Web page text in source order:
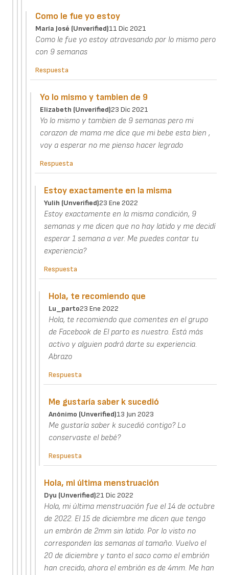
Como le fue yo estoy
María José (unverified)11 Dic 2021
Como le fue yo estoy atravesando por lo mismo pero
con 9 semanas
Respuesta
Yo lo mismo y tambien de 9
Elizabeth (unverified)23 Dic 2021
Yo lo mismo y tambien de 9 semanas pero mi
corazon de mama me dice que mi bebe esta bien ,
voy a esperar no me pienso hacer legrado
Respuesta
Estoy exactamente en la misma
Yulih (unverified)23 Ene 2022
Estoy exactamente en la misma condición, 9
semanas y me dicen que no hay latido y me decidí
esperar 1 semana a ver. Me puedes contar tu
experiencia?
Respuesta
Hola, te recomiendo que
Lu_parto23 Ene 2022
Hola, te recomiendo que comentes en el grupo
de Facebook de El parto es nuestro. Está más
activo y alguien podrá darte su experiencia.
Abrazo
Respuesta
Me gustaría saber k sucedió
Anónimo (unverified)13 Jun 2023
Me gustaría saber k sucedió contigo? Lo
conservaste el bebé?
Respuesta
Hola, mi última menstruación
Dyu (unverified)21 Dic 2022
Hola, mi última menstruación fue el 14 de octubre
de 2022. El 15 de diciembre me dicen que tengo
un embrón de 2mm sin latido. Por lo visto no
corresponden las semanas al tamaño. Vuelvo el
20 de diciembre y tanto el saco como el embrión
han crecido, ahora el embrión es de 4mm. Me han